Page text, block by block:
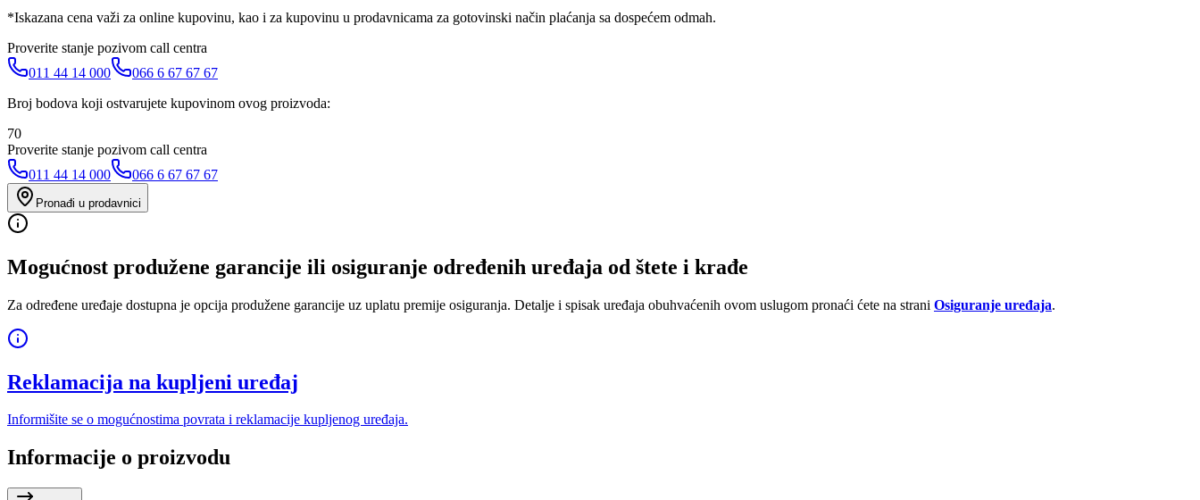
*Iskazana cena važi za online kupovinu, kao i za kupovinu u prodavnicama za gotovinski način plaćanja sa dospećem odmah.
Proverite stanje pozivom call centra
011 44 14 000
066 6 67 67 67
Broj bodova koji ostvarujete kupovinom ovog proizvoda:
70
Proverite stanje pozivom call centra
011 44 14 000
066 6 67 67 67
Pronađi u prodavnici
Mogućnost produžene garancije ili osiguranje određenih uređaja od štete i krađe
Za određene uređaje dostupna je opcija produžene garancije uz uplatu premije osiguranja. Detalje i spisak uređaja obuhvaćenih ovom uslugom pronaći ćete na strani Osiguranje uređaja.
Reklamacija na kupljeni uređaj
Informišite se o mogućnostima povrata i reklamacije kupljenog uređaja.
Informacije o proizvodu